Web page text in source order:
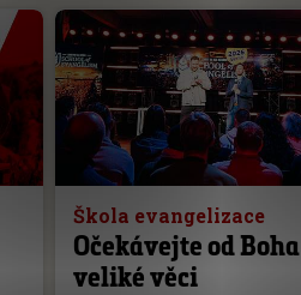
Škola evangelizace
Očekávejte od Boha
veliké věci